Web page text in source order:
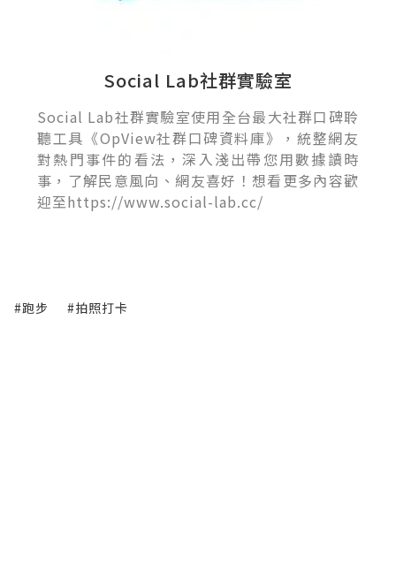
Social Lab社群實驗室
Social Lab社群實驗室使用全台最大社群口碑聆
聽工具《OpView社群口碑資料庫》，統整網友
對熱門事件的看法，深入淺出帶您用數據讀時
事，了解民意風向、網友喜好！想看更多內容歡
迎至https://www.social-lab.cc/
#跑步 #拍照打卡